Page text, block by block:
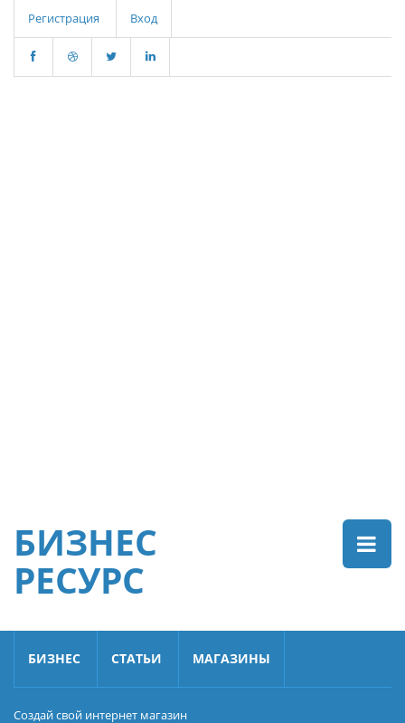
Регистрация Вход
БИЗНЕС
РЕСУРС
БИЗНЕС СТАТЬИ МАГАЗИНЫ
Создай свой интернет магазин